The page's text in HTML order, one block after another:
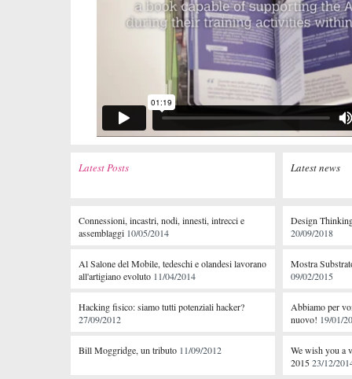
Latest Posts
Connessioni, incastri, nodi, innesti, intrecci e
assemblaggi 10/05/2014
Al Salone del Mobile, tedeschi e olandesi lavorano
all'artigiano evoluto 11/04/2014
Hacking fisico: siamo tutti potenziali hacker?
27/09/2012
Bill Moggridge, un tributo 11/09/2012
Latest news
Design
20/09/2018
Mostra
09/02/2015
Abbiamo per
nuovo! 19/01/
We wish you a
201523/12/